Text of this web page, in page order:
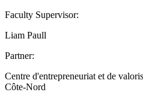
Faculty Supervisor:
Liam Paull
Partner:
Centre d'entrepreneuriat et de
Côte-Nord